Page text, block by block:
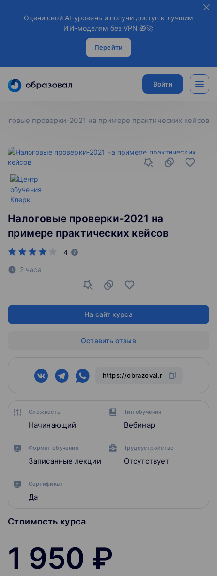
Оцени свой AI-уровень и получи доступ к лучшим
ИИ-моделям без VPN 🎁🚀
Перейти
Войти
проверки-2021 на примере практических кейсов
Сложность
Начинающий
Тип обучения
Вебинар
Формат обучения
Записанные лекции
Трудоустройство
Отсутствует
Сертификат
Да
Стоимость курса
1 950 ₽
Налоговые проверки-2021 на
примере практических кейсов
4
2 часа
На сайт курса
Оставить отзыв